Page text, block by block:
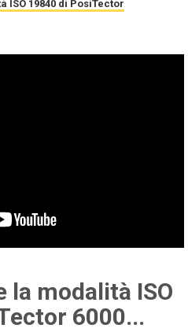
19840 di PosiTector
la modalità ISO
6000...